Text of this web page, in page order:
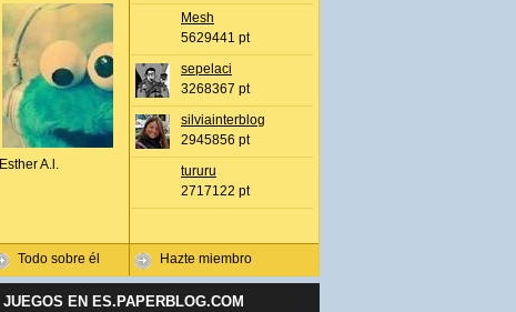
Esther A.l.
Todo sobre él
Mesh
5629441 pt
sepelaci
3268367 pt
silviainterblog
2945856 pt
tururu
2717122 pt
Hazte miembro
JUEGOS EN ES.PAPERBLOG.COM